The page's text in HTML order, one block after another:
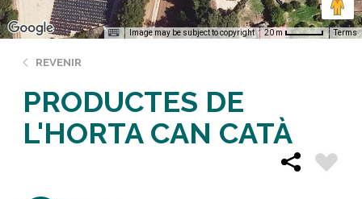
Image may be subject to copyright 20 m Terms
REVENIR
PRODUCTES DE
L'HORTA CAN CATÀ